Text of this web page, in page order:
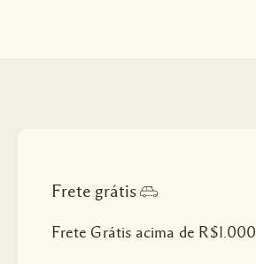
Frete grátis
Frete Grátis acima de R$1.000